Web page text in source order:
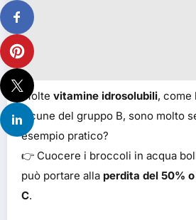
Molte vitamine idrosolubili, come
alcune del gruppo B, sono molto
esempio pratico?
👉 Cuocere i broccoli in acqua
può portare alla perdita del 50%
C.